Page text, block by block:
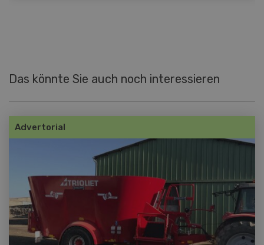
Das könnte Sie auch noch interessieren
Advertorial